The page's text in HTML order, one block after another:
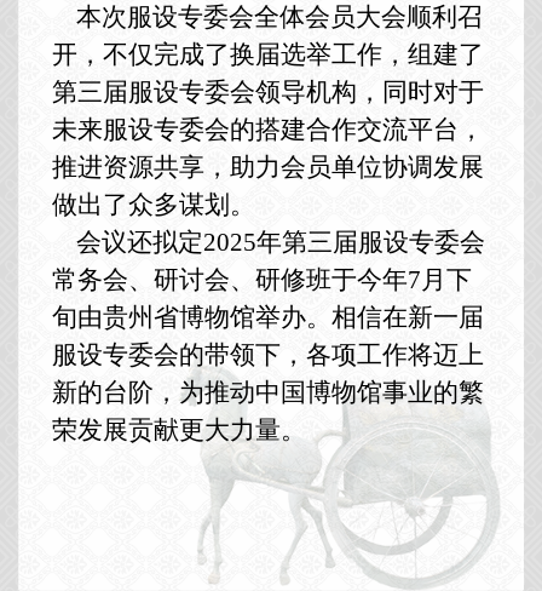
本次服设专委会全体会员大会顺利召
开，不仅完成了换届选举工作，组建了
第三届服设专委会领导机构，同时对于
未来服设专委会的搭建合作交流平台，
推进资源共享，助力会员单位协调发展
做出了众多谋划。
会议还拟定2025年第三届服设专委会
常务会、研讨会、研修班于今年7月下
旬由贵州省博物馆举办。相信在新一届
服设专委会的带领下，各项工作将迈上
新的台阶，为推动中国博物馆事业的繁
荣发展贡献更大力量。